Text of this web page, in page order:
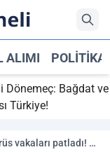
ALIMI POLITIKA
Bağdat ve
vakaları patladı! 1